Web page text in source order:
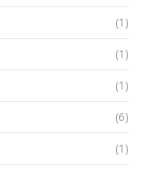
(1)
(1)
(1)
(6)
(1)